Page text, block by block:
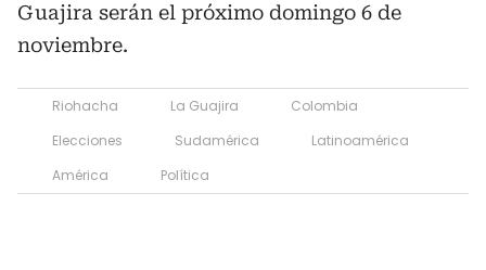
Guajira serán el próximo domingo 6 de
noviembre.
Riohacha La Guajira
Colombia
Elecciones
Sudamérica
Latinoamérica
América
Política